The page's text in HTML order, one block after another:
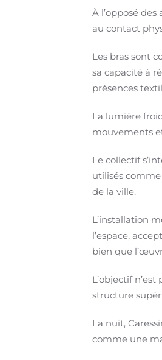
À l’opposé
au contact
Les bras sont
sa capacité à
présences
La lumière
mouvements
Le collectif
utilisés
de la ville.
L’installation
l’espace,
bien que
L’objectif
structure
La nuit,
comme une